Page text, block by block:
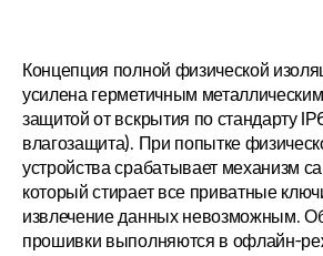
Концепция полной физической
усилена герметичным
защитой от вскрытия по стандарту
влагозащита). При попытке
устройства срабатывает механизм
который стирает все приватные
извлечение данных невозможным.
прошивки выполняются в офлайн-